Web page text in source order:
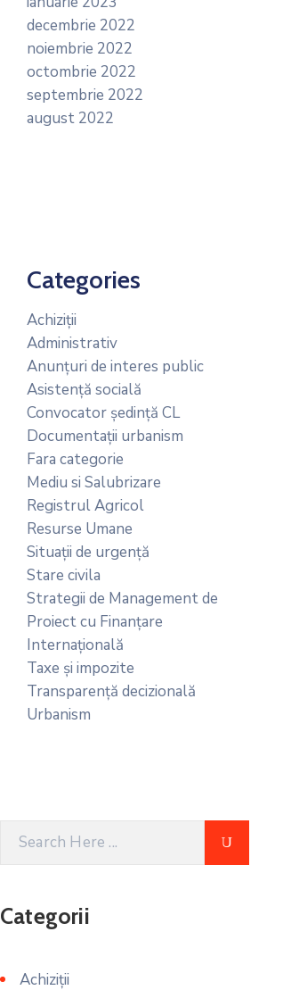
decembrie 2022
noiembrie 2022
octombrie 2022
septembrie 2022
august 2022
Categories
Achiziții
Administrativ
Anunțuri de interes public
Asistență socială
Convocator ședință CL
Documentații urbanism
Fara categorie
Mediu si Salubrizare
Registrul Agricol
Resurse Umane
Situații de urgență
Stare civila
Strategii de Management de
Proiect cu Finanțare
Internațională
Taxe și impozite
Transparență decizională
Urbanism
Categorii
Achiziții